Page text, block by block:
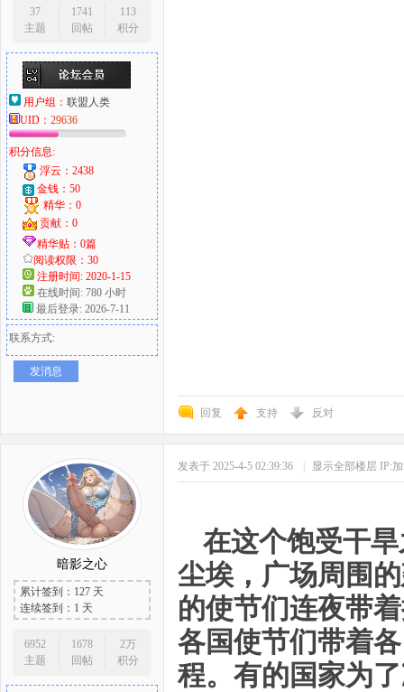
37
主题
1741
回帖
113
积分
用户组： 联盟人类
UID： 29636
积分信息:
浮云：2438
金钱：50
精华：0
贡献：0
精华贴：0篇
阅读权限：30
注册时间: 2020-1-15
在线时间: 780 小时
最后登录: 2026-7-11
联系方式:
发消息
回复 支持 反对
暗影之心
累计签到：127 天
连续签到：1 天
6952
主题
1678
回帖
2万
积分
发表于 2025-4-5 02:39:36 显示全部楼层 IP:
在这个饱受干
尘埃，广场周围
的使节们连夜带
各国使节们带着
程。有的国家为